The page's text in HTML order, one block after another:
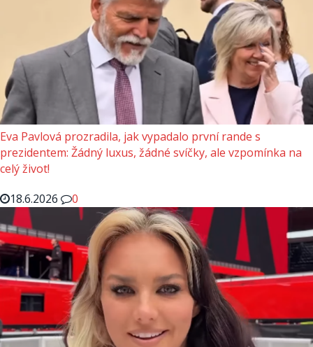
Eva Pavlová prozradila, jak vypadalo první rande s
prezidentem: Žádný luxus, žádné svíčky, ale vzpomínka na
celý život!
18.6.2026
0